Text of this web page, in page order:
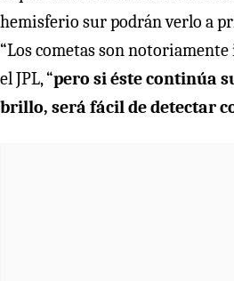
hemisferio sur podrán verlo a
“Los cometas son notoriamente
el JPL, “pero si éste continúa
brillo, será fácil de detectar